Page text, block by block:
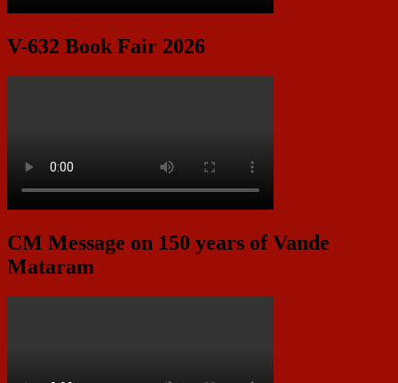
V-632 Book Fair 2026
CM Message on 150 years of Vande
Mataram